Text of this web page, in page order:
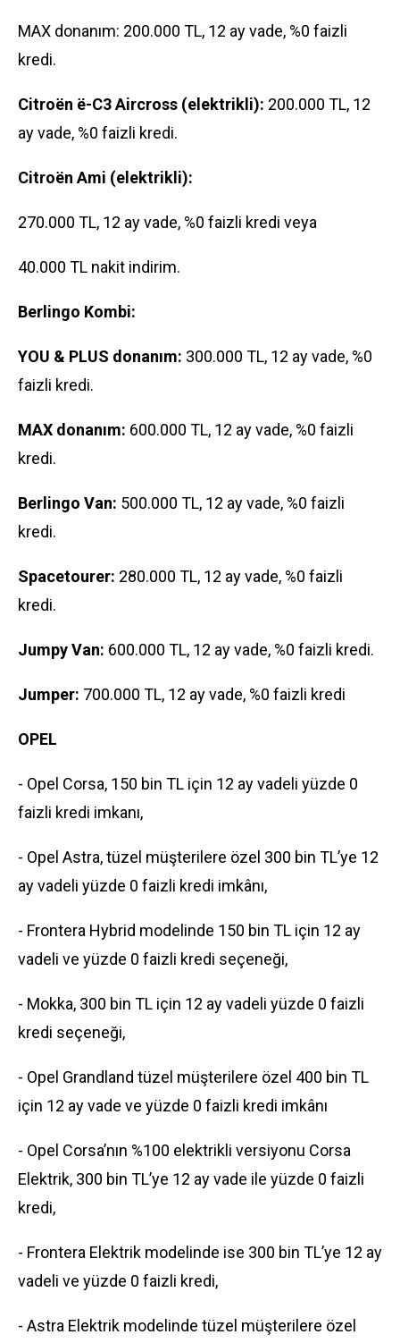
MAX donanım: 200.000 TL, 12 ay vade, %0 faizli
kredi.
Citroën ë-C3 Aircross (elektrikli): 200.000 TL, 12
ay vade, %0 faizli kredi.
Citroën Ami (elektrikli):
270.000 TL, 12 ay vade, %0 faizli kredi veya
40.000 TL nakit indirim.
Berlingo Kombi:
YOU & PLUS donanım: 300.000 TL, 12 ay vade, %0
faizli kredi.
MAX donanım: 600.000 TL, 12 ay vade, %0 faizli
kredi.
Berlingo Van: 500.000 TL, 12 ay vade, %0 faizli
kredi.
Spacetourer: 280.000 TL, 12 ay vade, %0 faizli
kredi.
Jumpy Van: 600.000 TL, 12 ay vade, %0 faizli kredi.
Jumper: 700.000 TL, 12 ay vade, %0 faizli kredi
OPEL
- Opel Corsa, 150 bin TL için 12 ay vadeli yüzde 0
faizli kredi imkanı,
- Opel Astra, tüzel müşterilere özel 300 bin TL’ye 12
ay vadeli yüzde 0 faizli kredi imkânı,
- Frontera Hybrid modelinde 150 bin TL için 12 ay
vadeli ve yüzde 0 faizli kredi seçeneği,
- Mokka, 300 bin TL için 12 ay vadeli yüzde 0 faizli
kredi seçeneği,
- Opel Grandland tüzel müşterilere özel 400 bin TL
için 12 ay vade ve yüzde 0 faizli kredi imkânı
- Opel Corsa’nın %100 elektrikli versiyonu Corsa
Elektrik, 300 bin TL’ye 12 ay vade ile yüzde 0 faizli
kredi,
- Frontera Elektrik modelinde ise 300 bin TL’ye 12 ay
vadeli ve yüzde 0 faizli kredi,
- Astra Elektrik modelinde tüzel müşterilere özel